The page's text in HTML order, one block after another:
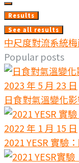
Results
See all results
中尺度對流系統
Popular posts
2023 年 5 月 23 日
日食對氣溫變化
2022 年 1 月 15 日
2021 YESR 實驗